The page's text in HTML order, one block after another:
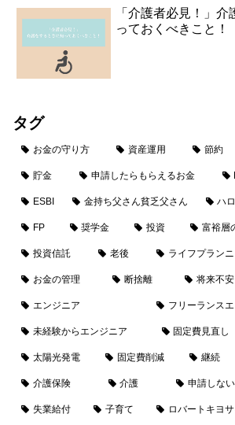
「介護者必見！」
っておくべきこと！
タグ
お金の守り方 資産運用 節約
貯金 申請したらもらえるお金
ESBI 金持ち父さん貧乏父さん ハ
FP 奨学金 投資 富裕層
投資信託 老後 ライフプラン
お金の管理 断捨離 将来不安
エンジニア フリーランス
未経験からエンジニア 固定費見直し
太陽光発電 固定費削減 継続
介護保険 介護 申請しな
失業給付 子育て ロバートキヨ